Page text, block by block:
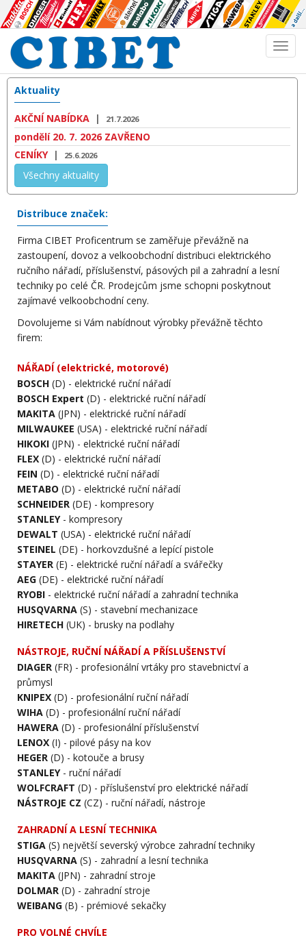
Aktuality
AKČNÍ NABÍDKA | 21.7.2026
pondělí 20. 7. 2026 ZAVŘENO
CENÍKY| 25.6.2026
Všechny aktuality
Distribuce značek:
Firma CIBET Proficentrum se zaměřuje převážně na
zastoupení, dovoz a velkoobchodní distribuci elektrického
ručního nářadí, příslušenství, pásových pil a zahradní a lesní
techniky po celé ČR. Prodejcům jsme schopni poskytnout
zajímavé velkoobchodní ceny.
Dovolujeme si Vám nabídnout výrobky převážně těchto
firem:
NÁŘADÍ (elektrické, motorové)
BOSCH (D) - elektrické ruční nářadí
BOSCH Expert (D) - elektrické ruční nářadí
MAKITA (JPN) - elektrické ruční nářadí
MILWAUKEE (USA) - elektrické ruční nářadí
HIKOKI (JPN) - elektrické ruční nářadí
FLEX (D) - elektrické ruční nářadí
FEIN (D) - elektrické ruční nářadí
METABO (D) - elektrické ruční nářadí
SCHNEIDER (DE) - kompresory
STANLEY- kompresory
DEWALT (USA) - elektrické ruční nářadí
STEINEL (DE) - horkovzdušné a lepící pistole
STAYER (E) - elektrické ruční nářadí a svářečky
AEG (DE) - elektrické ruční nářadí
RYOBI - elektrické ruční nářadí a zahradní technika
HUSQVARNA (S) - stavební mechanizace
HIRETECH (UK) - brusky na podlahy
NÁSTROJE, RUČNÍ NÁŘADÍ A PŘÍSLUŠENSTVÍ
DIAGER (FR) - profesionální vrtáky pro stavebnictví a
průmysl
KNIPEX (D) - profesionální ruční nářadí
WIHA (D) - profesionální ruční nářadí
HAWERA (D) - profesionální příslušenství
LENOX (I) - pilové pásy na kov
HEGER (D) - kotouče a brusy
STANLEY- ruční nářadí
WOLFCRAFT (D) - příslušenství pro elektrické nářadí
NÁSTROJE CZ (CZ) - ruční nářadí, nástroje
ZAHRADNÍ A LESNÍ TECHNIKA
STIGA (S) největší severský výrobce zahradní techniky
HUSQVARNA (S) - zahradní a lesní technika
MAKITA (JPN) - zahradní stroje
DOLMAR (D) - zahradní stroje
WEIBANG (B) - prémiové sekačky
PRO VOLNÉ CHVÍLE